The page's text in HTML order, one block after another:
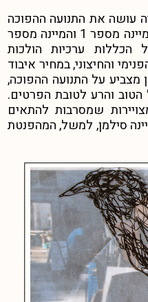
עושה את התנועה ההפוכה
מאותה תנועה שהצביעו עליה המיינה מספר 1 והמיינה מספר
הכללות ערכיות הולכות
והחיצוני, במחיר איבוד
מצביע על התנועה ההפוכה,
והרע לטובת הפרטים.
שמסרבות להתאים
סילמן, למשל, המהפנטת